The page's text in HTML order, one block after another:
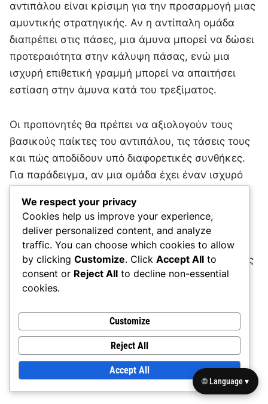
αντιπάλου είναι κρίσιμη για την προσαρμογή μιας
αμυντικής στρατηγικής. Αν η αντίπαλη ομάδα
διαπρέπει στις πάσες, μια άμυνα μπορεί να δώσει
προτεραιότητα στην κάλυψη πάσας, ενώ μια
ισχυρή επιθετική γραμμή μπορεί να απαιτήσει
εστίαση στην άμυνα κατά του τρεξίματος.
Οι προπονητές θα πρέπει να αξιολογούν τους
βασικούς παίκτες του αντιπάλου, τις τάσεις τους
και πώς αποδίδουν υπό διαφορετικές συνθήκες.
Για παράδειγμα, αν μια ομάδα έχει έναν ισχυρό
παικτών στην περιοχή μπορεί να βοηθήσει στην
μείωση αυτής της απειλής.
Εντοπίστε τους βασικούς επιθετικούς παίκτες
και τους ρόλους τους.
Αξιολογήστε πώς αποδίδει ο αντίπαλος
απέναντι σε διάφορες αμυντικές
ευθυγραμμίσεις.
Ρυθμίστε τις στρατηγικές με βάση
προηγούμενες αναμετρήσεις και ανάλυση
βίντεο αγώνων.
We respect your privacy
Cookies help us improve your experience,
deliver personalized content, and analyze
traffic. You can choose which cookies to allow
by clicking Customize. Click Accept All to
consent or Reject All to decline non-essential
cookies.
Customize
Reject All
Accept All
🌐 Language ▾